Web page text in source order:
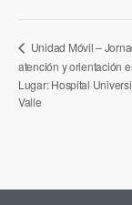
Unidad Móvil –
atención y orientación
Lugar: Hospital
Valle